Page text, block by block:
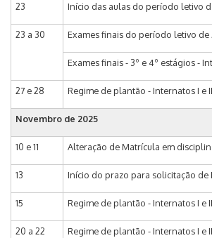
23 Início das aulas do período letivo
23 a 30 Exames finais do período letivo de
Exames finais - 3º e 4º estágios -
27 e 28 Regime de plantão - Internatos I e
Novembro de 2025
10 e 11 Alteração de Matrícula em
13 Início do prazo para solicitação de
15 Regime de plantão - Internatos I e
20 a 22 Regime de plantão - Internatos I e